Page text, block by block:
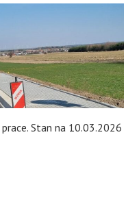
Stan na 10.03.2026